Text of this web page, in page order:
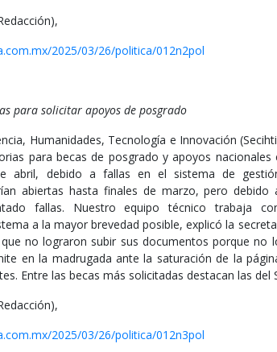
2025/03/26/politica/012n2pol
para solicitar apoyos de posgrado
Humanidades, Tecnología e Innovación
para becas de posgrado y apoyos
abril, debido a fallas en el sistema de
abiertas hasta finales de marzo, pero
fallas. Nuestro equipo técnico trabaja
a la mayor brevedad posible, explicó la
no lograron subir sus documentos porque no
en la madrugada ante la saturación de la
Entre las becas más solicitadas destacan las del
2025/03/26/politica/012n3pol